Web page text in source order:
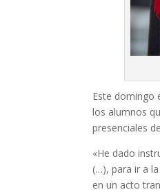
Este domingo
los alumnos
presenciales
«He dado
(…), para ir a
en un acto